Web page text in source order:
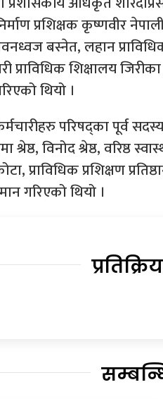
प्रशिक्षक कृष्णवीर
बस्नेत, लहान
प्राविधिक शिक्षालय
थियो ।
परिषद्का पूर्व
श्रेष्ठ, विनोद श्रेष्ठ, वरिष्ठ
प्राविधिक प्रशिक्षण
गरिएको थियो ।